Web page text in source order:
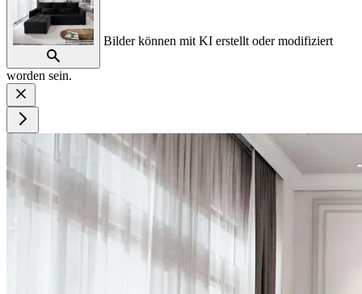
Bilder können mit KI erstellt oder modifiziert
worden sein.